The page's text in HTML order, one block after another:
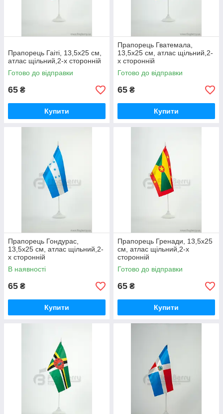
Прапорець Гаіті, 13,5х25 см,
атлас щільний,2-х сторонній
Готово до відправки
65 ₴
Купити
Прапорець Гватемала,
13,5х25 см, атлас щільний,2-
х сторонній
Готово до відправки
65 ₴
Купити
Прапорець Гондурас,
13,5х25 см, атлас щільний,2-
х сторонній
В наявності
65 ₴
Купити
Прапорець Гренади, 13,5х25
см, атлас щільний,2-х
сторонній
Готово до відправки
65 ₴
Купити